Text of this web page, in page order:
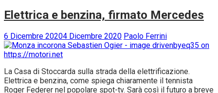
Elettrica e benzina, firmato Mercedes
6 Dicembre 20204 Dicembre 2020 Paolo Ferrini
La Casa di Stoccarda sulla strada della elettrificazione.
Elettrica e benzina, come spiega chiaramente il tennista
Roger Federer nel popolare spot-tv. Sarà così il futuro a breve